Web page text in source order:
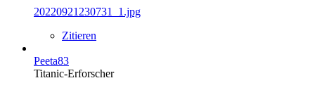
20220921230731_1.jpg
Zitieren
Peeta83
Titanic-Erforscher